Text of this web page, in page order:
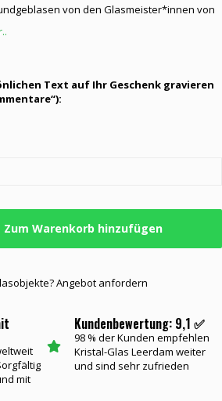
von den Glasmeister*innen von
Text auf Ihr Geschenk gravieren
Zum Warenkorb hinzufügen
Angebot anfordern
mit
Kundenbewertung: 9,1 ✅
98 % der Kunden empfehlen
Kristal-Glas Leerdam weiter
und sind sehr zufrieden